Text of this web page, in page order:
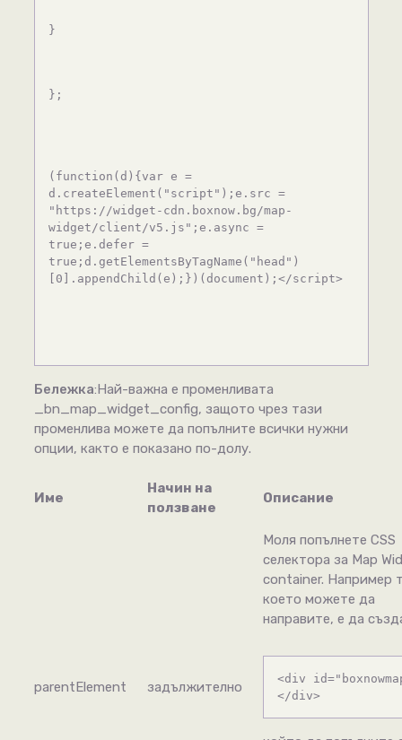
}
};
(function(d){var e =
d.createElement("script");e.src =
"https://widget-cdn.boxnow.bg/map-
widget/client/v5.js";e.async =
true;e.defer =
true;d.getElementsByTagName("head")
[0].appendChild(e);})(document);</script>
Бележка:Най-важна е променливата
_bn_map_widget_config, защото чрез тази
променлива можете да попълните всички нужни
опции, както е показано по-долу.
Име
Начин на
ползване
Описание
parentElement задължително
Моля попълнете CSS
селектора за Map
container. Например
което можете да
направите, е да
<div
</div>